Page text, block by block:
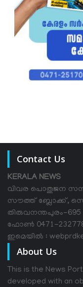
Contact Us
KERALA NEWS
വിവര പൊതുജന
സൗത്ത് ബ്ലോക്ക്,
തിരുവനന്തപുരം-695
ഫോൺ 0471-
ഇമെയിൽ :
About Us
This is the News
developed with an